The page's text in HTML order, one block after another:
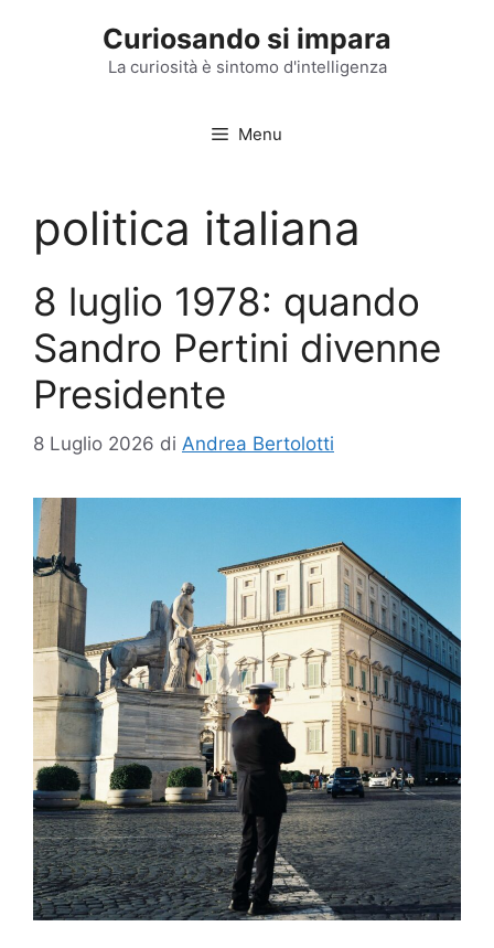
Curiosando si impara
La curiosità è sintomo d'intelligenza
Menu
politica italiana
8 luglio 1978: quando
Sandro Pertini divenne
Presidente
8 Luglio 2026 di Andrea Bertolotti